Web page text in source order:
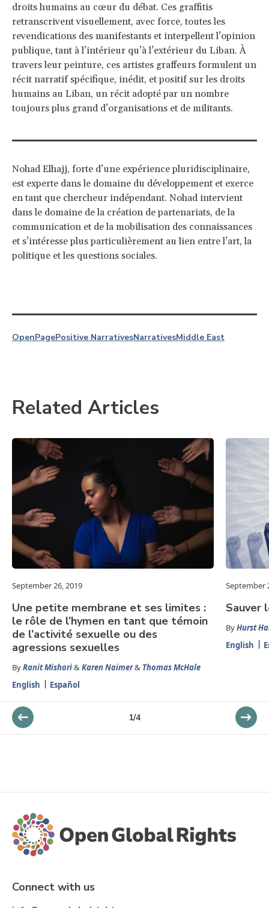
droits humains au cœur du débat. Ces graffitis
retranscrivent visuellement, avec force, toutes les
revendications des manifestants et interpellent l’opinion
publique, tant à l’intérieur qu’à l’extérieur du Liban. À
travers leur peinture, ces artistes graffeurs formulent un
récit narratif spécifique, inédit, et positif sur les droits
humains au Liban, un récit adopté par un nombre
toujours plus grand d’organisations et de militants.
Nohad Elhajj, forte d’une expérience pluridisciplinaire,
est experte dans le domaine du développement et exerce
en tant que chercheur indépendant. Nohad intervient
dans le domaine de la création de partenariats, de la
communication et de la mobilisation des connaissances
et s’intéresse plus particulièrement au lien entre l’art, la
politique et les questions sociales.
OpenPagePositive NarrativesNarrativesMiddle East
Related Articles
September 26, 2019
Une petite membrane et ses limites :
le rôle de l’hymen en tant que témoin
de l’activité sexuelle ou des
agressions sexuelles
ByRanit Mishori&Karen Naimer& Thomas McHale
English
Español
September
Sauver
ByHurst
English
1/4
Connect with us